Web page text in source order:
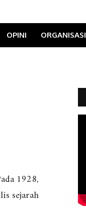
OPINI ORGANISASI
1928,
sejarah